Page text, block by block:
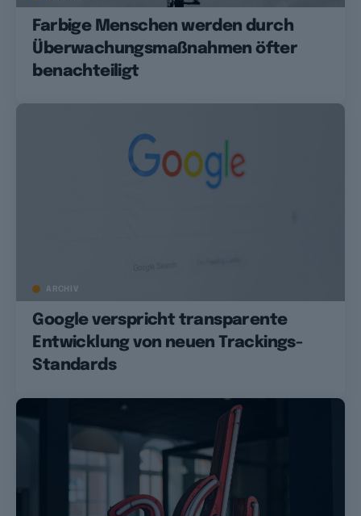
Farbige Menschen werden durch
Überwachungsmaßnahmen öfter
benachteiligt
ARCHIV
Google verspricht transparente
Entwicklung von neuen Trackings-
Standards